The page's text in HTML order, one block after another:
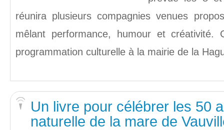
réunira plusieurs compagnies venues
mêlant performance, humour et créativité.
programmation culturelle à la mairie de la
Un livre pour célébrer les 50
naturelle de la mare de